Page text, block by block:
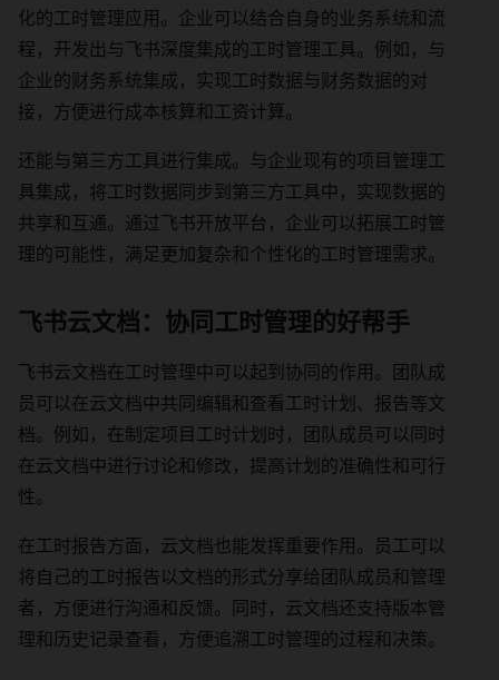
化的工时管理应用。企业可以结合自身的业务系统和流
程，开发出与飞书深度集成的工时管理工具。例如，与
企业的财务系统集成，实现工时数据与财务数据的对
接，方便进行成本核算和工资计算。
还能与第三方工具进行集成。与企业现有的项目管理工
具集成，将工时数据同步到第三方工具中，实现数据的
共享和互通。通过飞书开放平台，企业可以拓展工时管
理的可能性，满足更加复杂和个性化的工时管理需求。
飞书云文档：协同工时管理的好帮手
飞书云文档在工时管理中可以起到协同的作用。团队成
员可以在云文档中共同编辑和查看工时计划、报告等文
档。例如，在制定项目工时计划时，团队成员可以同时
在云文档中进行讨论和修改，提高计划的准确性和可行
性。
在工时报告方面，云文档也能发挥重要作用。员工可以
将自己的工时报告以文档的形式分享给团队成员和管理
者，方便进行沟通和反馈。同时，云文档还支持版本管
理和历史记录查看，方便追溯工时管理的过程和决策。